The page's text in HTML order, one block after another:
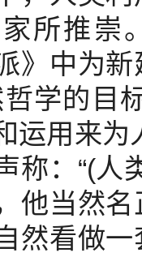
所推崇
》中为
学的目
运用来为
称：“(人
他当然
然看做